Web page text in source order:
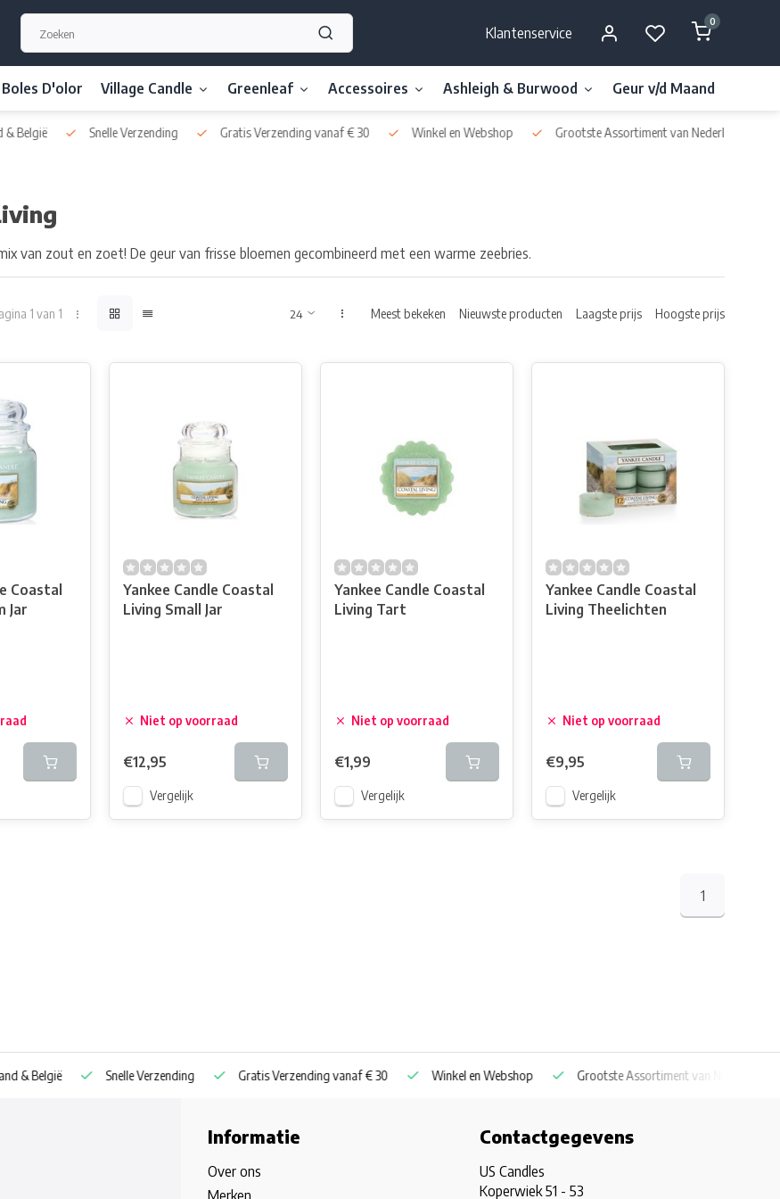
Klantenservice
0
Boles D'olor Village Candle Greenleaf Accessoires Ashleigh & Burwood Geur v/d Maand
België Snelle Verzending Gratis Verzending vanaf € 30 Winkel en Webshop Grootste Assortiment van Nederland & België
van zout en zoet! De geur van frisse bloemen gecombineerd met een warme zeebries.
1 van 1 Meest bekeken Nieuwste producten Laagste prijs Hoogste prijs
Coastal
Jar
Yankee Candle Coastal
Living Small Jar
Niet op voorraad
€12,95
Vergelijk
Yankee Candle Coastal
Living Tart
Niet op voorraad
€1,99
Vergelijk
Yankee Candle Coastal
Living Theelichten
Niet op voorraad
€9,95
Vergelijk
1
België Snelle Verzending Gratis Verzending vanaf € 30 Winkel en Webshop Grootste Assortiment van Nederland &
Informatie
Over ons
Merken
Contactgegevens
US Candles
Koperwiek 51 - 53